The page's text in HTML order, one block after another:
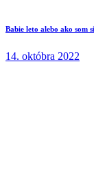
Babie leto alebo ako som
14. októbra 2022